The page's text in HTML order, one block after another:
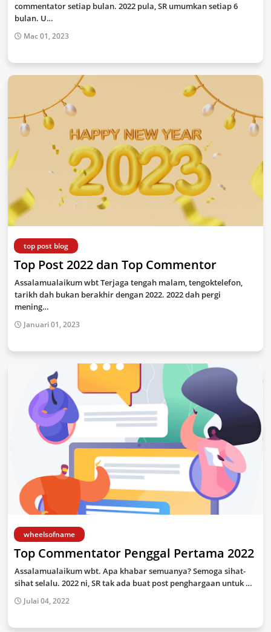
commentator setiap bulan. 2022 pula, SR umumkan setiap 6
bulan. U…
Mac 01, 2023
top post blog
Top Post 2022 dan Top Commentor
Assalamualaikum wbt Terjaga tengah malam, tengoktelefon,
tarikh dah bukan berakhir dengan 2022. 2022 dah pergi
mening…
Januari 01, 2023
wheelsofname
Top Commentator Penggal Pertama 2022
Assalamualaikum wbt. Apa khabar semuanya? Semoga sihat-
sihat selalu. 2022 ni, SR tak ada buat post penghargaan untuk …
Julai 04, 2022